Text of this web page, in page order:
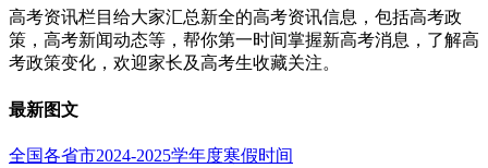
高考资讯栏目给大家汇总新全的高考资讯信息，包括高考政
策，高考新闻动态等，帮你第一时间掌握新高考消息，了解高
考政策变化，欢迎家长及高考生收藏关注。
最新图文
全国各省市2024-2025学年度寒假时间